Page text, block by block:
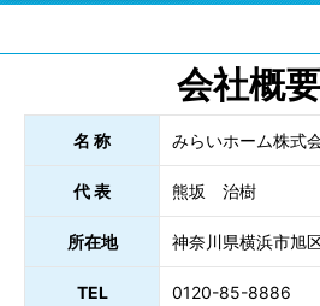
会社概要
名 称 みらいホーム株式
代 表 熊坂 治樹
所在地 神奈川県横浜市旭
TEL 0120-85-8886